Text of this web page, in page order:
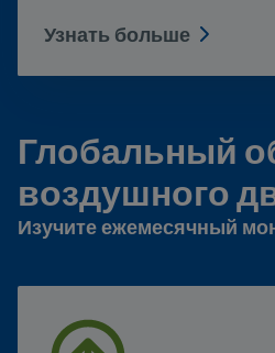
Узнать больше
Глобальный
воздушного
Изучите ежемесячный